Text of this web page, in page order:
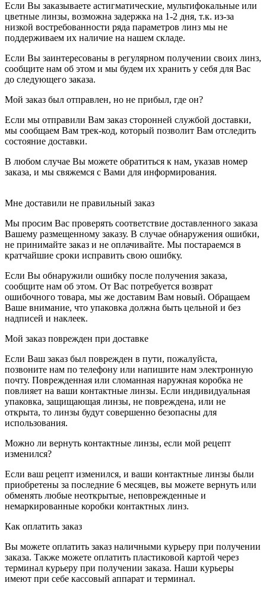
Если Вы заказываете астигматические, мультифокальные или
цветные линзы, возможна задержка на 1-2 дня, т.к. из-за
низкой востребованности ряда параметров линз мы не
поддерживаем их наличие на нашем складе.
Если Вы заинтересованы в регулярном получении своих линз,
сообщите нам об этом и мы будем их хранить у себя для Вас
до следующего заказа.
Мой заказ был отправлен, но не прибыл, где он?
Если мы отправили Вам заказ сторонней службой доставки,
мы сообщаем Вам трек-код, который позволит Вам отследить
состояние доставки.
В любом случае Вы можете обратиться к нам, указав номер
заказа, и мы свяжемся с Вами для информирования.
Мне доставили не правильный заказ
Мы просим Вас проверять соответствие доставленного заказа
Вашему размещенному заказу. В случае обнаружения ошибки,
не принимайте заказ и не оплачивайте. Мы постараемся в
кратчайшие сроки исправить свою ошибку.
Если Вы обнаружили ошибку после получения заказа,
сообщите нам об этом. От Вас потребуется возврат
ошибочного товара, мы же доставим Вам новый. Обращаем
Ваше внимание, что упаковка должна быть цельной и без
надписей и наклеек.
Мой заказ поврежден при доставке
Если Ваш заказ был поврежден в пути, пожалуйста,
позвоните нам по телефону или напишите нам электронную
почту. Поврежденная или сломанная наружная коробка не
повлияет на ваши контактные линзы. Если индивидуальная
упаковка, защищающая линзы, не повреждена, или не
открыта, то линзы будут совершенно безопасны для
использования.
Можно ли вернуть контактные линзы, если мой рецепт
изменился?
Если ваш рецепт изменился, и ваши контактные линзы были
приобретены за последние 6 месяцев, вы можете вернуть или
обменять любые неоткрытые, неповрежденные и
немаркированные коробки контактных линз.
Как оплатить заказ
Вы можете оплатить заказ наличными курьеру при получении
заказа. Также можете оплатить пластиковой картой через
терминал курьеру при получении заказа. Наши курьеры
имеют при себе кассовый аппарат и терминал.